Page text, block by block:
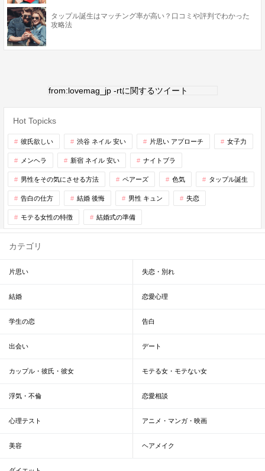
タップル誕生はマッチング率が高い？口コミや評判でわかった
攻略法
from:lovemag_jp -rtに関するツイート
Hot Topicks
彼氏欲しい 渋谷 ネイル 安い 片思い アプローチ 女子力
メンヘラ 新宿 ネイル 安い ナイトブラ
男性をその気にさせる方法 ペアーズ 色気 タップル誕生
告白の仕方 結婚 後悔 男性 キュン 失恋
モテる女性の特徴 結婚式の準備
カテゴリ
片思い 失恋・別れ
結婚 恋愛心理
学生の恋 告白
出会い デート
カップル・彼氏・彼女 モテる女・モテない女
浮気・不倫 恋愛相談
心理テスト アニメ・マンガ・映画
美容 ヘアメイク